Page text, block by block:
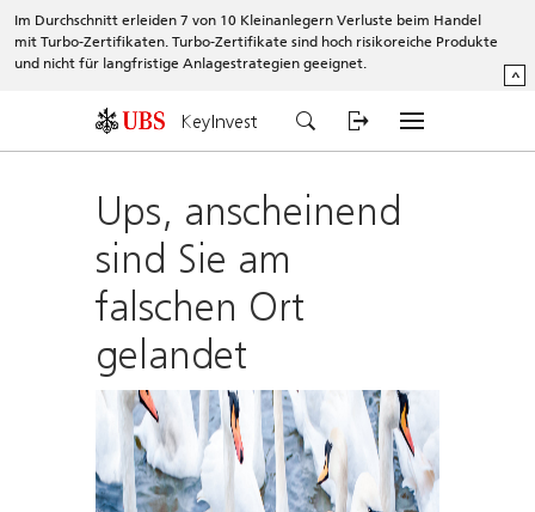
Im Durchschnitt erleiden 7 von 10 Kleinanlegern Verluste beim Handel
mit Turbo-Zertifikaten. Turbo-Zertifikate sind hoch risikoreiche Produkte
und nicht für langfristige Anlagestrategien geeignet.
^
KeyInvest
Ups, anscheinend
sind Sie am
falschen Ort
gelandet